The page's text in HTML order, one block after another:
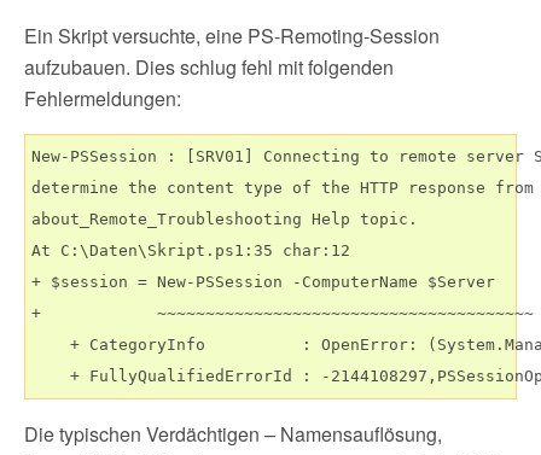
Ein Skript versuchte, eine PS-Remoting-Session
aufzubauen. Dies schlug fehl mit folgenden
Fehlermeldungen:
New-PSSession : [SRV01] Connecting to remote
determine the content type of the HTTP response
about_Remote_Troubleshooting Help topic.
At C:\Daten\Skript.ps1:35 char:12
+ $session = New-PSSession -ComputerName $Server
+            ~~~~~~~~~~~~~~~~~~~~~~~~~~~~~~~~~~~~~~~
+ CategoryInfo          : OpenError:
Die typischen Verdächtigen – Namensauflösung,